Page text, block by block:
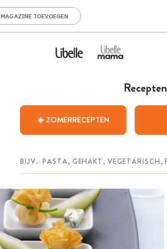
MAGAZINE TOEVOEGEN
Recepten
☀️ ZOMERRECEPTEN